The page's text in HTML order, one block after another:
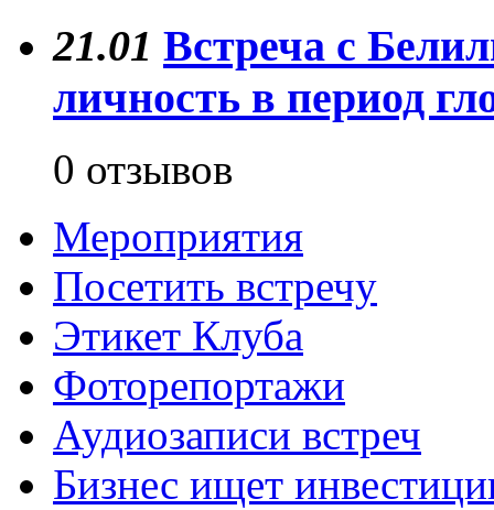
21.01 Встреча с
личность в период
0 отзывов
Мероприятия
Посетить встречу
Этикет Клуба
Фоторепортажи
Аудиозаписи встреч
Бизнес ищет